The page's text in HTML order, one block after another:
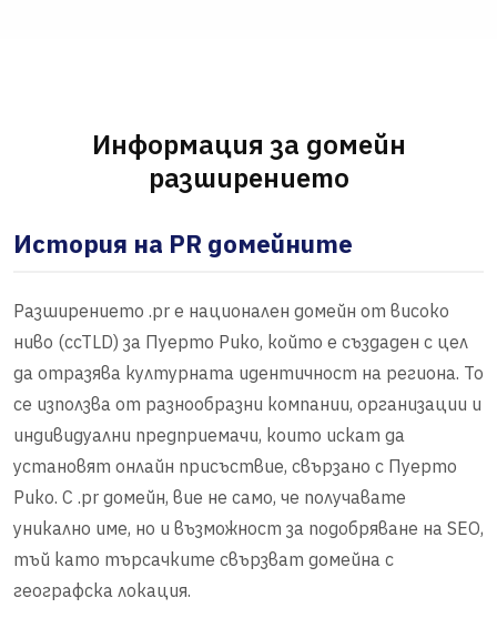
Информация за домейн
разширението
История на PR домейните
Разширението .pr е национален домейн от високо
ниво (ccTLD) за Пуерто Рико, който е създаден с цел
да отразява културната идентичност на региона. То
се използва от разнообразни компании, организации и
индивидуални предприемачи, които искат да
установят онлайн присъствие, свързано с Пуерто
Рико. С .pr домейн, вие не само, че получавате
уникално име, но и възможност за подобряване на SEO,
тъй като търсачките свързват домейна с
географска локация.